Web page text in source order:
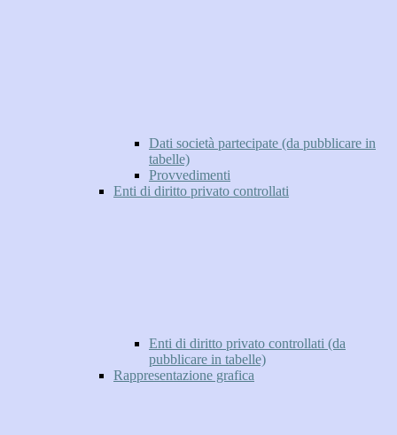
Dati società partecipate (da pubblicare in
tabelle)
Provvedimenti
Enti di diritto privato controllati
Enti di diritto privato controllati (da
pubblicare in tabelle)
Rappresentazione grafica